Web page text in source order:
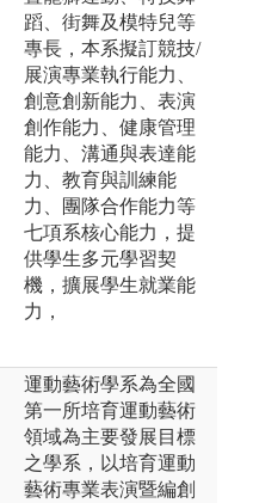
蹈、街舞及模特兒等
專長，本系擬訂競技/
展演專業執行能力、
創意創新能力、表演
創作能力、健康管理
能力、溝通與表達能
力、教育與訓練能
力、團隊合作能力等
七項系核心能力，提
供學生多元學習契
機，擴展學生就業能
力，
運動藝術學系為全國
第一所培育運動藝術
領域為主要發展目標
之學系，以培育運動
藝術專業表演暨編創